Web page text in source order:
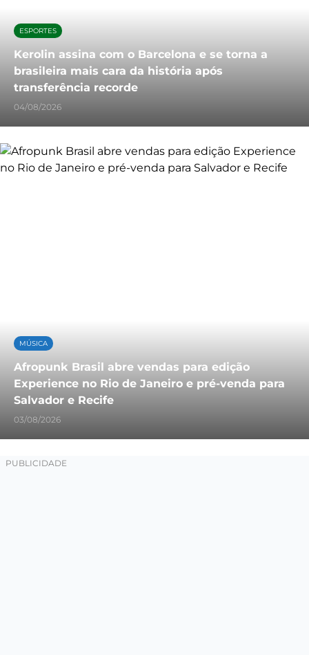
ESPORTES
Kerolin assina com o Barcelona e se torna a
brasileira mais cara da história após
transferência recorde
04/08/2026
MÚSICA
Afropunk Brasil abre vendas para edição
Experience no Rio de Janeiro e pré-venda para
Salvador e Recife
03/08/2026